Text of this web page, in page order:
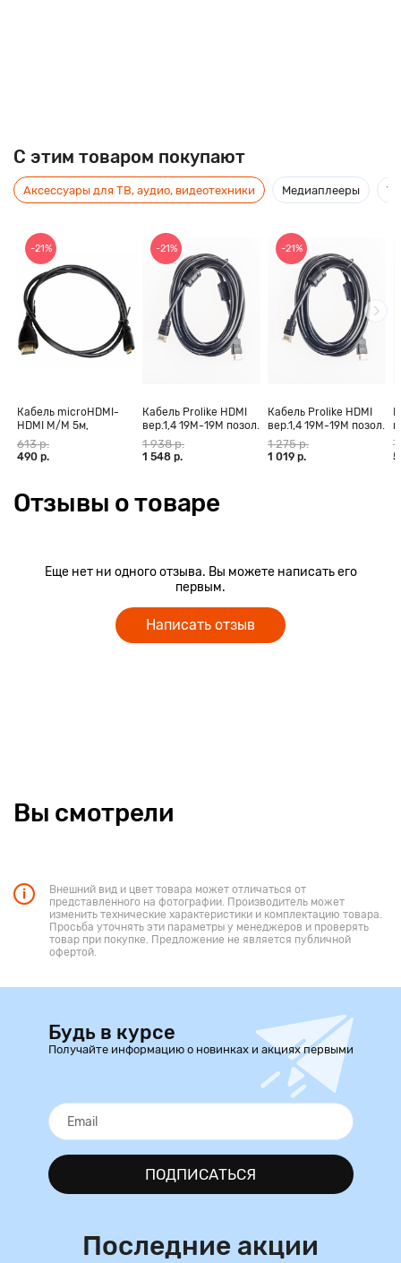
C этим товаром покупают
Аксессуары для ТВ, аудио, видеотехники Медиаплееры
-21%
Кабель microHDMI-
HDMI M/M 5м,
позолоченные
контакты Blister box
613 р.
490 р.
-21%
Кабель Prolike HDMI
вер.1,4 19М-19М позол.
конт., ферритовые
кольца, 30 м
1 938 р.
1 548 р.
-21%
Кабель Prolike HDMI
вер.1,4 19М-19М позол.
конт., ферритовые
кольца, 20 м
1 275 р.
1 019 р.
Отзывы о товаре
Еще нет ни одного отзыва. Вы можете написать его
первым.
Написать отзыв
Вы смотрели
Внешний вид и цвет товара может отличаться от
представленного на фотографии. Производитель может
изменить технические характеристики и комплектацию товара.
Просьба уточнять эти параметры у менеджеров и проверять
товар при покупке. Предложение не является публичной
офертой.
Будь в курсе
Получайте информацию о новинках и акциях первыми
ПОДПИСАТЬСЯ
Последние акции